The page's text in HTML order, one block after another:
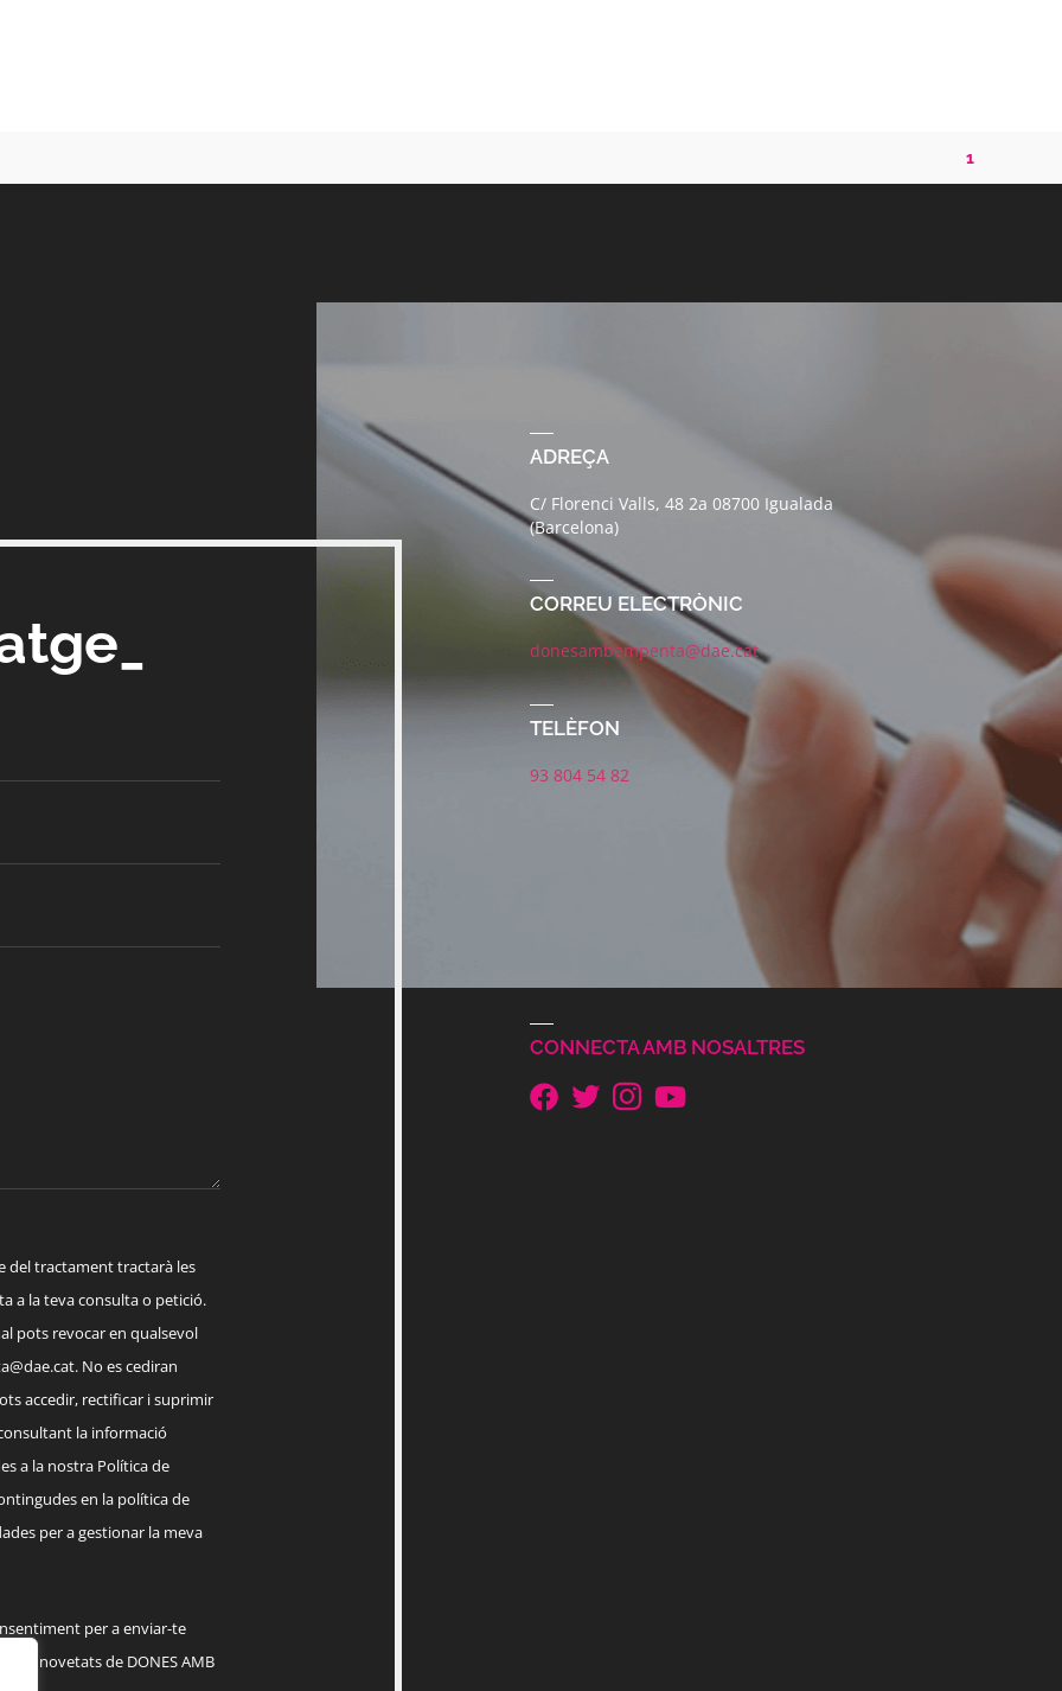
1
del tractament tractarà les
a la teva consulta o petició.
pots revocar en qualsevol
. No es cediran
accedir, rectificar i suprimir
la informació
a la nostra Política de
en la política de
per a gestionar la meva
per a enviar-te
novetats de DONES AMB
ADREÇA
C/ Florenci Valls, 48 2a 08700 Igualada
(Barcelona)
CORREU ELECTRÒNIC
donesambempenta@dae.cat
TELÈFON
93 804 54 82
CONNECTA AMB NOSALTRES